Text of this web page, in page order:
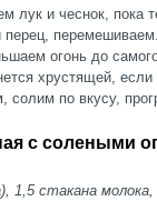
лук и чеснок, пока
огонь до
хрустящей,
по вкусу,
с солеными
1,5 стакана